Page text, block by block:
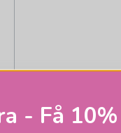
DSIGNHOUSE X
Mumin
- Få 10%